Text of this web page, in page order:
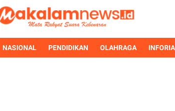
NASIONAL PENDIDIKAN OLAHRAGA